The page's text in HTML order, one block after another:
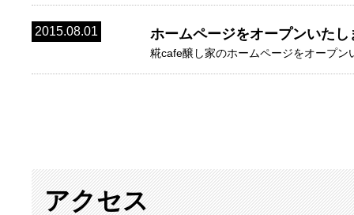
2015.08.01 ホームページをオープンいたし
糀cafe醸し家のホームページをオープ
アクセス